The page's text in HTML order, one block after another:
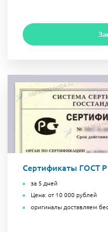
Сертификаты ГОСТ Р
за 5 дней
Цена: от 10 000 рублей
оригиналы доставляем